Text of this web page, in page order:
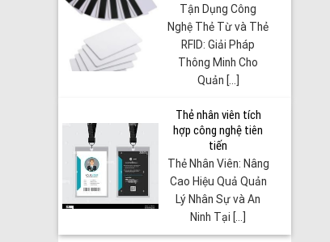
Tận Dụng Công
Nghệ Thẻ Từ và Thẻ
RFID: Giải Pháp
Thông Minh Cho
Quản [...]
Thẻ nhân viên tích
hợp công nghệ tiên
tiến
Thẻ Nhân Viên: Nâng
Cao Hiệu Quả Quản
Lý Nhân Sự và An
Ninh Tại [...]